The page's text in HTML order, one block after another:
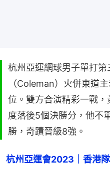
杭州亞運網球男子單打
（Coleman）火併東道
位。雙方合演精彩一戰
度落後5個決勝分，他不
勝，奇蹟晉級8強。
杭州亞運會2023｜香港